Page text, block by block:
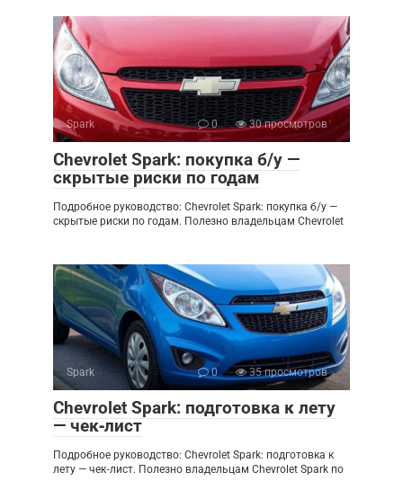
Spark 0 30 просмотров
Chevrolet Spark: покупка б/у —
скрытые риски по годам
Подробное руководство: Chevrolet Spark: покупка б/у —
скрытые риски по годам. Полезно владельцам Chevrolet
Spark 0 35 просмотров
Chevrolet Spark: подготовка к лету
— чек‑лист
Подробное руководство: Chevrolet Spark: подготовка к
лету — чек‑лист. Полезно владельцам Chevrolet Spark по